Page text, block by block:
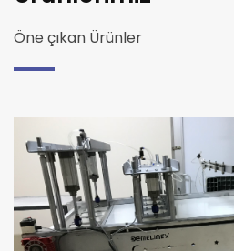
Öne çıkan Ürünler